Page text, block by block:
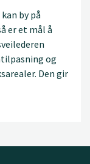
by på
er et mål å
og
Den gir